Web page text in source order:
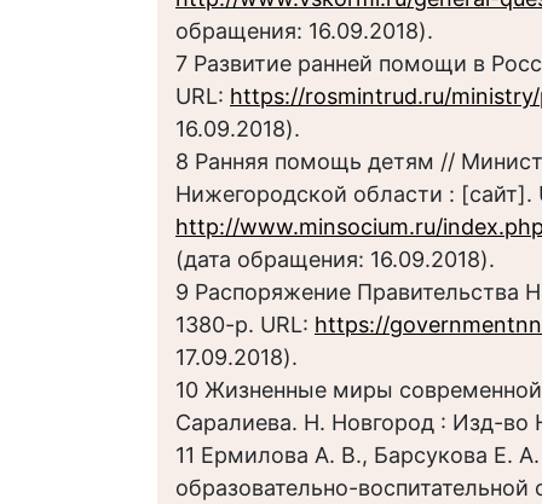
обращения: 16.09.2018).
7 Развитие ранней помощи в
URL: https://rosmintrud.ru/
16.09.2018).
8 Ранняя помощь детям //
Нижегородской области : [сайт].
http://www.minsocium.ru/
(дата обращения: 16.09.2018).
9 Распоряжение Правительства
1380-р. URL: https://
17.09.2018).
10 Жизненные миры
Саралиева. Н. Новгород : Изд-во
11 Ермилова А. В., Барсукова Е.
образовательно-